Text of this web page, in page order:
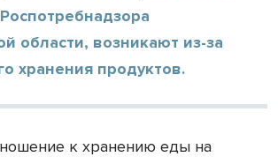
области, возникают из-за
хранения продуктов.
к хранению еды на